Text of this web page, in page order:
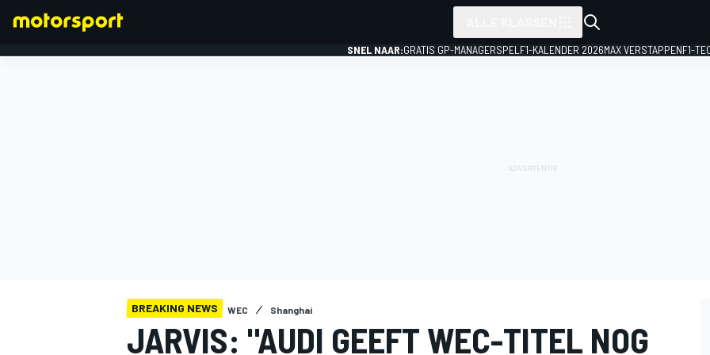
SNEL NAAR:GRATIS GP-MANAGERSPEL F1-KALENDER 2026MAX VERSTAPPENF1-
BREAKING NEWS WEC Shanghai
JARVIS: "AUDI GEEFT WEC-TITEL NOG